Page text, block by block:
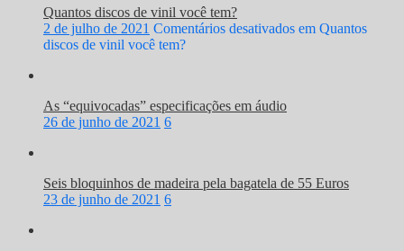
Quantos discos de vinil você tem?
2 de julho de 2021 Comentários desativados em Quantos
discos de vinil você tem?
As “equivocadas” especificações em áudio
26 de junho de 2021 6
Seis bloquinhos de madeira pela bagatela de 55 Euros
23 de junho de 2021 6